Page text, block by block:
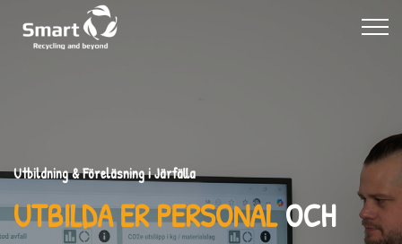
Utbildning & Föreläsning i Järfälla
UTBILDA ER PERSONALOCH